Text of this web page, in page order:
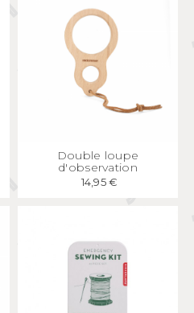
APERÇUDouble loupe
d'observation
14,95 €